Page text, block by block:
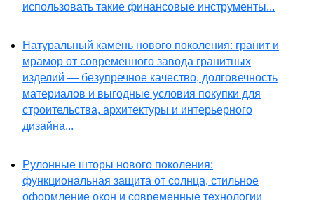
использовать такие финансовые инструменты...
Натуральный камень нового поколения: гранит и
мрамор от современного завода гранитных
изделий — безупречное качество, долговечность
материалов и выгодные условия покупки для
строительства, архитектуры и интерьерного
дизайна...
Рулонные шторы нового поколения:
функциональная защита от солнца, стильное
оформление окон и современные технологии